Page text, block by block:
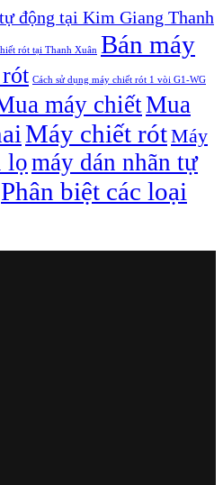
động tại Kim Giang Thanh
rót tại Thanh Xuân Bán máy
Cách sử dụng máy chiết rót 1 vòi G1-WG
máy chiếtMua
Máy chiết rótMáy
lọmáy dán nhãn tự
Phân biệt các loại